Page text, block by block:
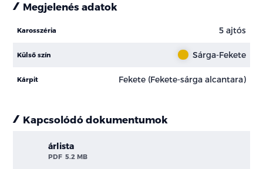
Megjelenés adatok
Karosszéria 5 ajtós
Külső szín Sárga-Fekete
Kárpit Fekete (Fekete-sárga alcantara)
Kapcsolódó dokumentumok
árlista
PDF 5.2 MB